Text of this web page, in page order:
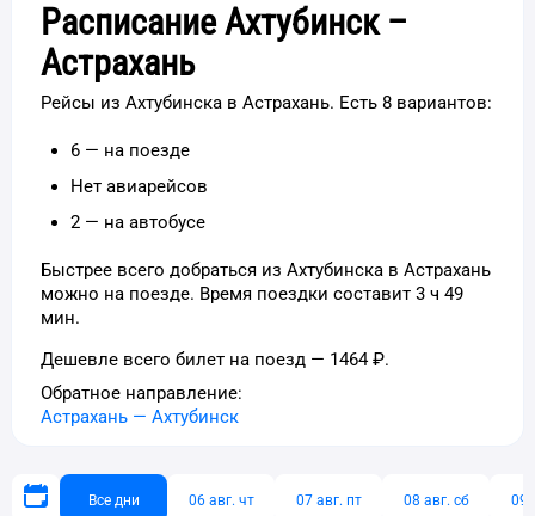
Расписание Ахтубинск –
Астрахань
Рейсы из Ахтубинска в Астрахань. Есть 8 вариантов:
6 — на поезде
Нет авиарейсов
2 — на автобусе
Быстрее всего добраться из Ахтубинска в Астрахань
можно на поезде. Время поездки составит 3 ч 49
мин.
Дешевле всего билет на поезд — 1464 ₽.
Обратное направление:
Астрахань — Ахтубинск
Все дни 06 авг. чт 07 авг. пт 08 авг. сб 09